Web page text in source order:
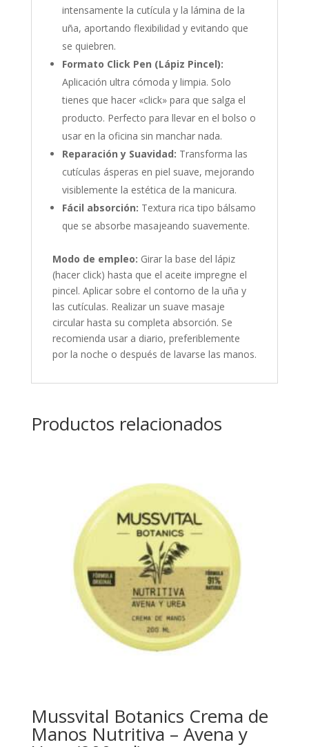
intensamente la cutícula y la lámina de la
uña, aportando flexibilidad y evitando que
se quiebren.
Formato Click Pen (Lápiz Pincel):
Aplicación ultra cómoda y limpia. Solo
tienes que hacer «click» para que salga el
producto. Perfecto para llevar en el bolso o
usar en la oficina sin manchar nada.
Reparación y Suavidad: Transforma las
cutículas ásperas en piel suave, mejorando
visiblemente la estética de la manicura.
Fácil absorción: Textura rica tipo bálsamo
que se absorbe masajeando suavemente.
Modo de empleo: Girar la base del lápiz
(hacer click) hasta que el aceite impregne el
pincel. Aplicar sobre el contorno de la uña y
las cutículas. Realizar un suave masaje
circular hasta su completa absorción. Se
recomienda usar a diario, preferiblemente
por la noche o después de lavarse las manos.
Productos relacionados
Mussvital Botanics Crema de
Manos Nutritiva – Avena y